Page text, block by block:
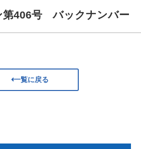
第406号 バックナンバー
一覧に戻る